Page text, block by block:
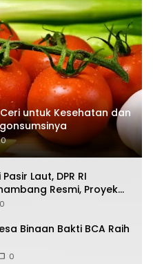
untuk Kesehatan dan
0
Laut, DPR RI
Resmi, Proyek
Mandiri Sejati Sudah
0
Binaan Bakti BCA Raih
0